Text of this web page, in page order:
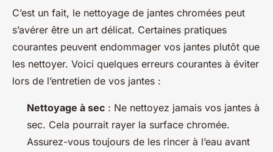
C’est un fait, le nettoyage de jantes chromées peut
s’avérer être un art délicat. Certaines pratiques
courantes peuvent endommager vos jantes plutôt que
les nettoyer. Voici quelques erreurs courantes à éviter
lors de l’entretien de vos jantes :
Nettoyage à sec : Ne nettoyez jamais vos jantes à
sec. Cela pourrait rayer la surface chromée.
Assurez-vous toujours de les rincer à l’eau avant